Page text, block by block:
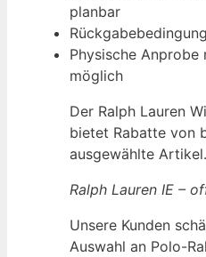
planbar
Physische
möglich
Der Ralph Lauren
bietet Rabatte von
ausgewählte Artikel.
Ralph Lauren IE –
Unsere Kunden
Auswahl an Polo-